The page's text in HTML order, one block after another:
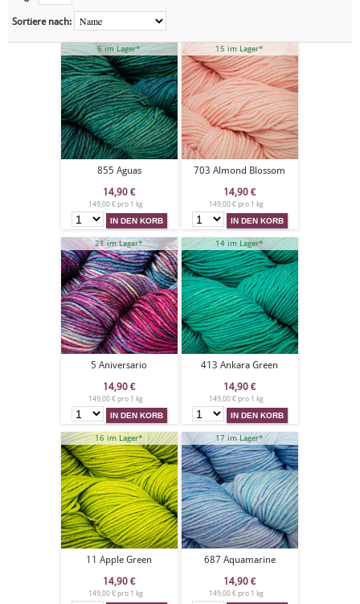
Sortiere nach:
6 im Lager*
855 Aguas
14,90 €
149,00 € pro 1 kg
15 im Lager*
703 Almond Blossom
14,90 €
149,00 € pro 1 kg
21 im Lager*
5 Aniversario
14,90 €
149,00 € pro 1 kg
14 im Lager*
413 Ankara Green
14,90 €
149,00 € pro 1 kg
16 im Lager*
11 Apple Green
14,90 €
149,00 € pro 1 kg
17 im Lager*
687 Aquamarine
14,90 €
149,00 € pro 1 kg